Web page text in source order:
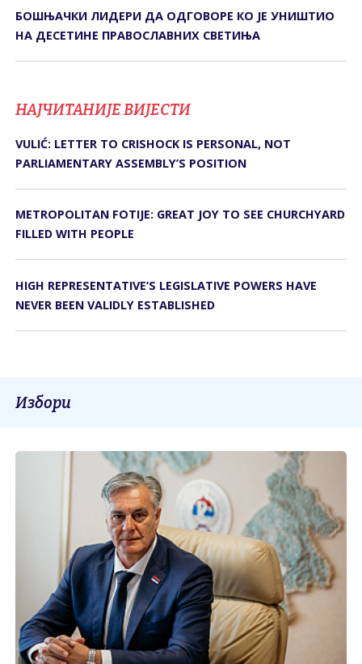
БОШЊАЧКИ ЛИДЕРИ ДА ОДГОВОРЕ КО ЈЕ УНИШТИО
НА ДЕСЕТИНЕ ПРАВОСЛАВНИХ СВЕТИЊА
НАЈЧИТАНИЈЕ ВИЈЕСТИ
VULIĆ: LETTER TO CRISHOCK IS PERSONAL, NOT
PARLIAMENTARY ASSEMBLY’S POSITION
METROPOLITAN FOTIJE: GREAT JOY TO SEE CHURCHYARD
FILLED WITH PEOPLE
HIGH REPRESENTATIVE’S LEGISLATIVE POWERS HAVE
NEVER BEEN VALIDLY ESTABLISHED
Избори